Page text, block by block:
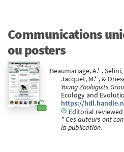
Communications
ou posters
Beaumariage, A.* , Selini,
Jacquet, M.* , &
Young Zoologists
Ecology and
https://
Editorial reviewed
* Ces auteurs ont
la publication.